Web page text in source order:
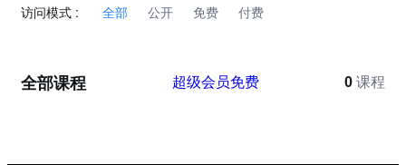
访问模式 : 全部 公开 免费 付费
全部课程 超级会员免费 0 课程